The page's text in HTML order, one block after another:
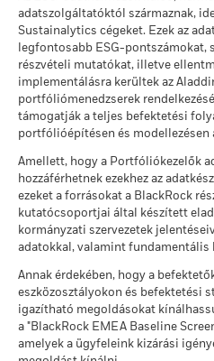
*2022. aug. 30. napon az Alap
befektetési célját és politikáját.
2016 2017
Összhozam,
6,1 9,8
Megszorítás
Benchmark
1 (%) EUR
A teljesítmény a folyó költségek
számításokban az esetleges
szerepelnek.
múltbeli teljesítmény nem
Osztalék felhasználása
Jogi felépítés
Morningstar kategória
Dealing Frequency
SEDOL
A negatív súlyozások
(ideértve a kereskedés és az
elszámolási időpontja közötti
bizonyos pénzügyi
származékos termékeket,
kitettség fokozására vagy
kockázatkezelésre. Az allokációk
Ajánlott tartási idő : 5 év
Példa beruházásra EUR 10 000
ekkor:
Forgatókönyvek
minimális érték Nincs
Stressz
Ezt az
Ezt az
Éves átlagos
Mérsékelt
Ezt az
Éves átlagos
Tekintse át az Üzleti részvételi
módszertant az alábbi
MSCI - Ellentmondásos
fegyverek
ekkor: 2026. jún. 30.
MSCI - Atomfegyverek
ekkor: 2026. jún. 30.
MSCI - Polgári célú tűzfegyver
ekkor: 2026. jún. 30.
MSCI - Dohányáru
ekkor: 2026. jún. 30.
MSCI - Az ENSZ Globális
Megállapodásának elveinek
megsértői
ekkor: 2026. jún. 30.
MSCI - Termikus szén
(English)
Összes dokumentum
adatszolgáltatóktól származnak,
Sustainalytics cégeket. Ezek az
legfontosabb ESG-pontszámokat,
részvételi mutatókat, illetve
implementálásra kerültek az
portfóliómenedzserek
támogatják a teljes befektetési
portfólióépítésen és modellezésen
Amellett, hogy a Portfóliókezelők
hozzáférhetnek ezekhez az
ezeket a forrásokat a BlackRock
kutatócsoportjai által készített
kormányzati szervezetek
adatokkal, valamint fundamentális
Annak érdekében, hogy a
eszközosztályokon és befektetési
igazítható megoldásokat
a "BlackRock EMEA Baseline
amelyek a ügyfeleink kizárási